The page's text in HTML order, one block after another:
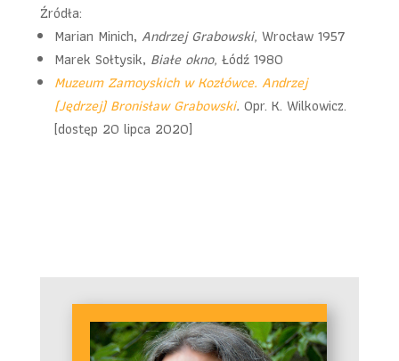
Źródła:
Marian Minich, Andrzej Grabowski, Wrocław 1957
Marek Sołtysik, Białe okno, Łódź 1980
Muzeum Zamoyskich w Kozłówce. Andrzej
(Jędrzej) Bronisław Grabowski. Opr. K. Wilkowicz.
[dostęp 20 lipca 2020]